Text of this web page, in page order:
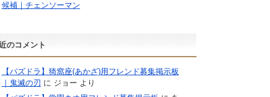
候補｜チェンソーマン
のコメント
【パズドラ】猗窩座(あかざ)用フレンド募集掲示板
｜鬼滅の刃 に ジョー より